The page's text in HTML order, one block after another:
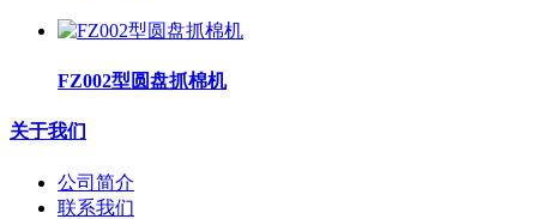
FZ002型圆盘抓棉机
关于我们
公司简介
联系我们